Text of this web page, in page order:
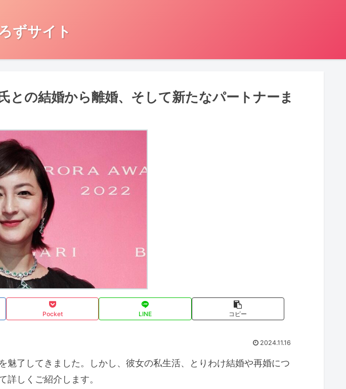
ずサイト
との結婚から離婚、そして新たなパートナーま
Pocket LINE コピー
2024.11.16
了してきました。しかし、彼女の私生活、とりわけ結婚や再婚につ
しくご紹介します。